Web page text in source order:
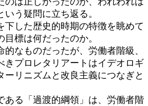
う疑問に立ち返る。
した歴史的時期の特徴を眺めて
標は何だったのか。
なものだったが、労働者階級、
きプロレタリアートはイデオロギ
ーリニズムと改良主義につなぎと
る「過渡的綱領」は、労働者階